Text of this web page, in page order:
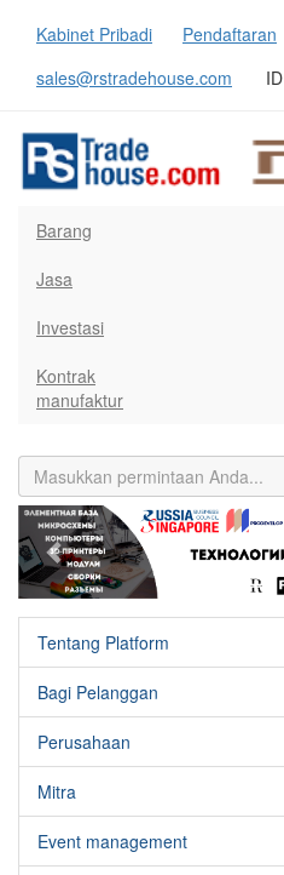
Kabinet Pribadi
Pendaftaran
sales@rstradehouse.com
ID
Barang
Jasa
Investasi
Kontrak
manufaktur
Previous
Tentang Platform
Bagi Pelanggan
Perusahaan
Mitra
Event management